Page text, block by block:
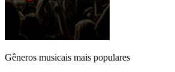
Gêneros musicais mais populares